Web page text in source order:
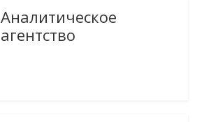
Аналитическое
агентство